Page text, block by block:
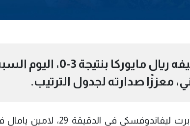
حقق برشلونة فوزًا كبيرًا على ضيفه ريال مايوركا